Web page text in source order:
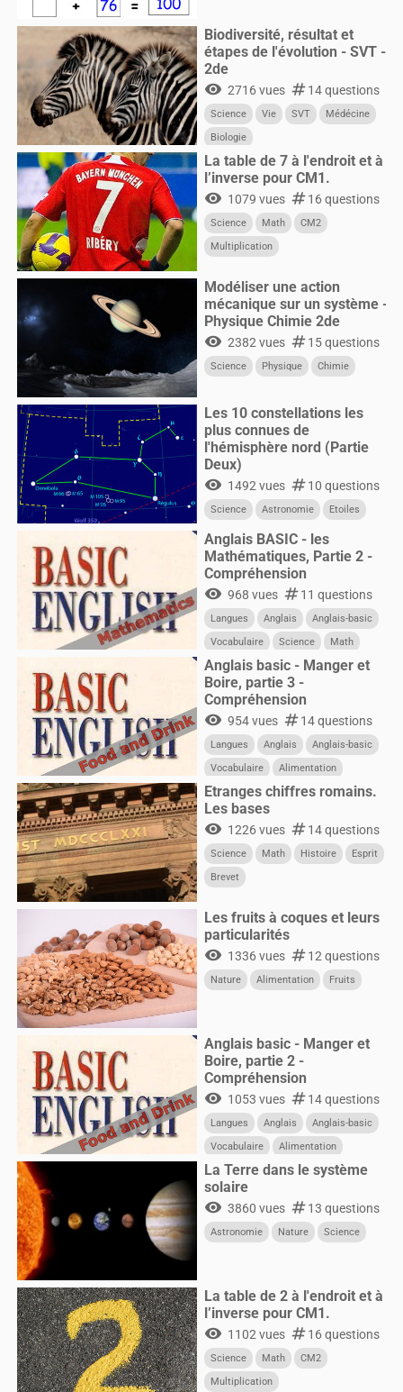
Biodiversité, résultat et
étapes de l'évolution - SVT -
2de
visibility 2716 vues numbers14 questions
Science Vie SVT
Médécine
Biologie
La table de 7 à l'endroit et à
l’inverse pour CM1.
visibility 1079 vues numbers16 questions
Science Math
CM2
Multiplication
Modéliser une action
mécanique sur un système -
Physique Chimie 2de
visibility 2382 vues numbers15 questions
Science Physique Chimie
Les 10 constellations les
plus connues de
l'hémisphère nord (Partie
Deux)
visibility 1492 vues numbers10 questions
Science Astronomie Etoiles
Anglais BASIC - les
Mathématiques, Partie 2 -
Compréhension
visibility 968 vues numbers11 questions
Langues Anglais
Anglais-basic
Vocabulaire
Science Math
Anglais basic - Manger et
Boire, partie 3 -
Compréhension
visibility 954 vues numbers14 questions
Langues Anglais
Anglais-basic
Vocabulaire
Alimentation
Etranges chiffres romains.
Les bases
visibility 1226 vues numbers14 questions
Science Math Histoire
Esprit
Brevet
Les fruits à coques et leurs
particularités
visibility 1336 vues numbers12 questions
Nature Alimentation Fruits
Anglais basic - Manger et
Boire, partie 2 -
Compréhension
visibility 1053 vues numbers14 questions
Langues Anglais
Anglais-basic
Vocabulaire
Alimentation
La Terre dans le système
solaire
visibility 3860 vues numbers13 questions
Astronomie Nature Science
La table de 2 à l'endroit et à
l’inverse pour CM1.
visibility 1102 vues numbers16 questions
Science Math
CM2
Multiplication